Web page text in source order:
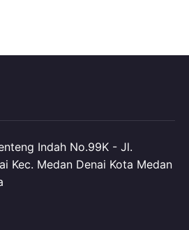
Indah No.99K - Jl.
Kec. Medan Denai Kota Medan